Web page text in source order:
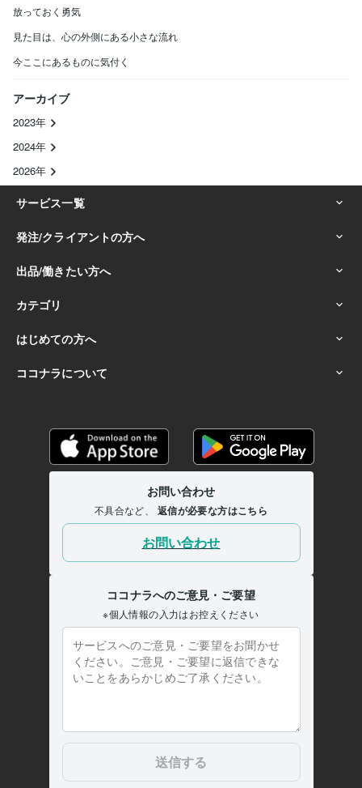
放っておく勇気
見た目は、心の外側にある小さな流れ
今ここにあるものに気付く
アーカイブ
2023年
2024年
2026年